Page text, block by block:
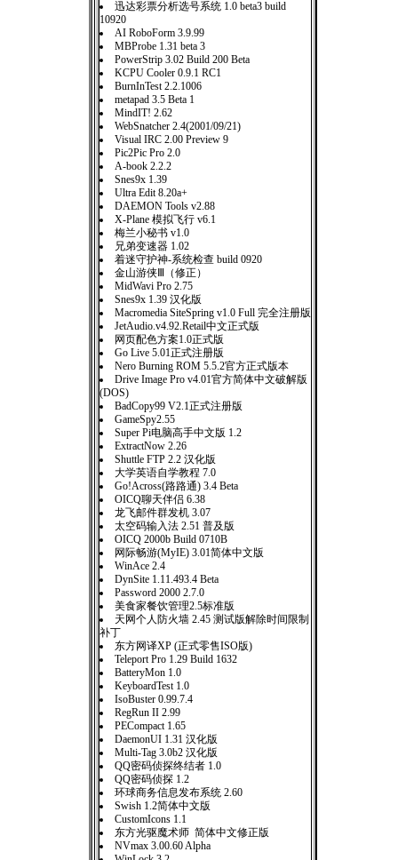
迅达彩票分析选号系统 1.0 beta3 build
10920
AI RoboForm 3.9.99
MBProbe 1.31 beta 3
PowerStrip 3.02 Build 200 Beta
KCPU Cooler 0.9.1 RC1
BurnInTest 2.2.1006
metapad 3.5 Beta 1
MindIT! 2.62
WebSnatcher 2.4(2001/09/21)
Visual IRC 2.00 Preview 9
Pic2Pic Pro 2.0
A-book 2.2.2
Snes9x 1.39
Ultra Edit 8.20a+
DAEMON Tools v2.88
X-Plane 模拟飞行 v6.1
梅兰小秘书 v1.0
兄弟变速器 1.02
着迷守护神-系统检查 build 0920
金山游侠Ⅲ（修正）
MidWavi Pro 2.75
Snes9x 1.39 汉化版
Macromedia SiteSpring v1.0 Full 完全注册版
JetAudio.v4.92.Retail中文正式版
网页配色方案1.0正式版
Go Live 5.01正式注册版
Nero Burning ROM 5.5.2官方正式版本
Drive Image Pro v4.01官方简体中文破解版
(DOS)
BadCopy99 V2.1正式注册版
GameSpy2.55
Super Pi电脑高手中文版 1.2
ExtractNow 2.26
Shuttle FTP 2.2 汉化版
大学英语自学教程 7.0
Go!Across(路路通) 3.4 Beta
OICQ聊天伴侣 6.38
龙飞邮件群发机 3.07
太空码输入法 2.51 普及版
OICQ 2000b Build 0710B
网际畅游(MyIE) 3.01简体中文版
WinAce 2.4
DynSite 1.11.493.4 Beta
Password 2000 2.7.0
美食家餐饮管理2.5标准版
天网个人防火墙 2.45 测试版解除时间限制
补丁
东方网译XP (正式零售ISO版)
Teleport Pro 1.29 Build 1632
BatteryMon 1.0
KeyboardTest 1.0
IsoBuster 0.99.7.4
RegRun II 2.99
PECompact 1.65
DaemonUI 1.31 汉化版
Multi-Tag 3.0b2 汉化版
QQ密码侦探终结者 1.0
QQ密码侦探 1.2
环球商务信息发布系统 2.60
Swish 1.2简体中文版
CustomIcons 1.1
东方光驱魔术师 简体中文修正版
NVmax 3.00.60 Alpha